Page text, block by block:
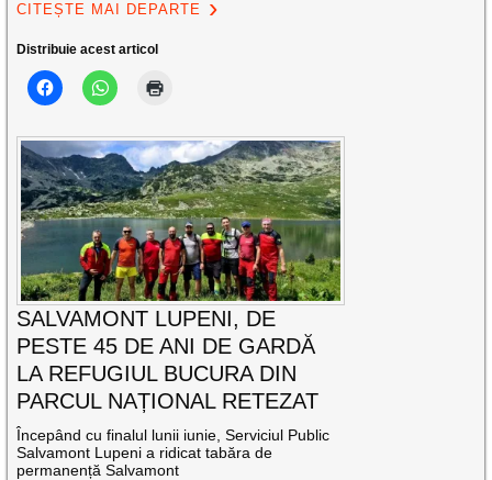
CITEȘTE MAI DEPARTE
Distribuie acest articol
SALVAMONT LUPENI, DE
PESTE 45 DE ANI DE GARDĂ
LA REFUGIUL BUCURA DIN
PARCUL NAȚIONAL RETEZAT
Începând cu finalul lunii iunie, Serviciul Public
Salvamont Lupeni a ridicat tabăra de
permanență Salvamont